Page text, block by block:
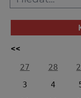
<<
27
28
3
4